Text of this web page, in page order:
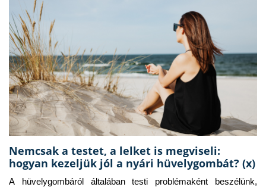
Nemcsak a testet, a lelket is megviseli:
hogyan kezeljük jól a nyári hüvelygombát? (x)
A hüvelygombáról általában testi problémaként beszélünk,